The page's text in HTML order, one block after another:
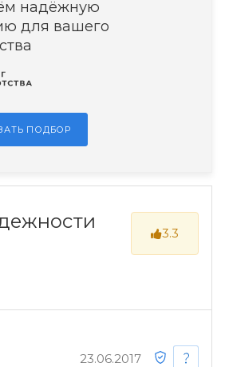
надёжную
для вашего
ПОДБОР
3.3
23.06.2017